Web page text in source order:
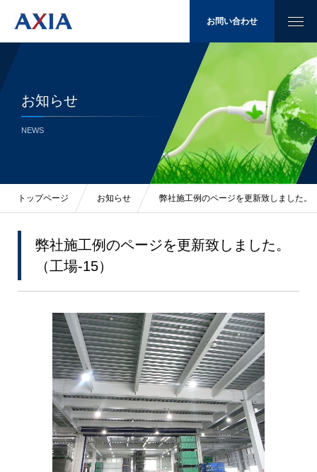
お問い合わせ
お知らせ
NEWS
トップページ お知らせ 弊社施工例のページを更新致しました。
弊社施工例のページを更新致しました。
（工場-15）
太陽光発電
LED照明
会社概要